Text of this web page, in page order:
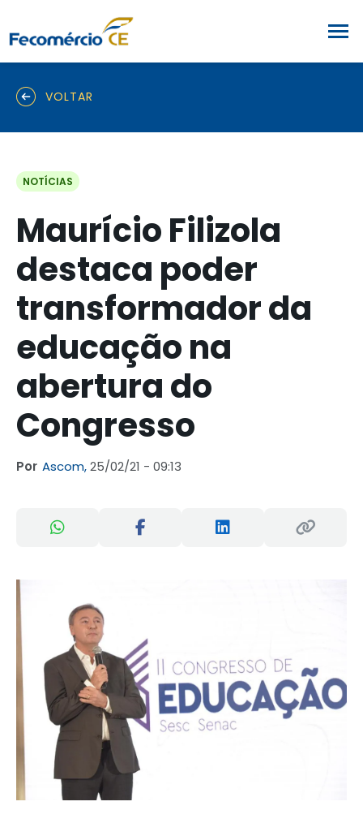
VOLTAR
NOTÍCIAS
Maurício Filizola
destaca poder
transformador da
educação na
abertura do
Congresso
Por Ascom,25/02/21 - 09:13